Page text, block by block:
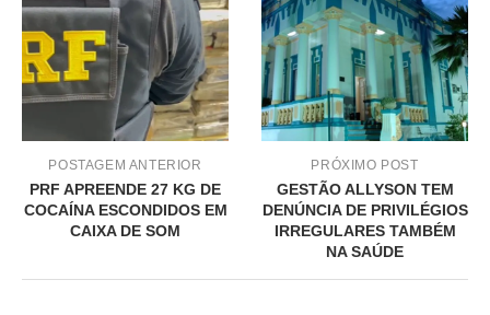
POSTAGEM ANTERIOR
PRF APREENDE 27 KG DE
COCAÍNA ESCONDIDOS EM
CAIXA DE SOM
PRÓXIMO POST
GESTÃO ALLYSON TEM
DENÚNCIA DE PRIVILÉGIOS
IRREGULARES TAMBÉM
NA SAÚDE